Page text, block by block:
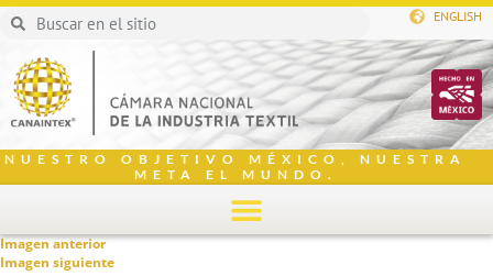
ENGLISH
NUESTRO OBJETIVO MÉXICO, NUESTRA
META EL MUNDO.
Imagen anterior
Imagen siguiente